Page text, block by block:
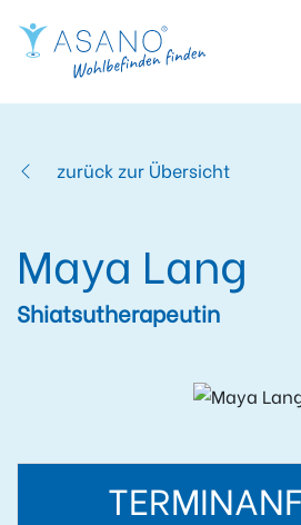
zurück zur Übersicht
Maya Lang
Shiatsutherapeutin